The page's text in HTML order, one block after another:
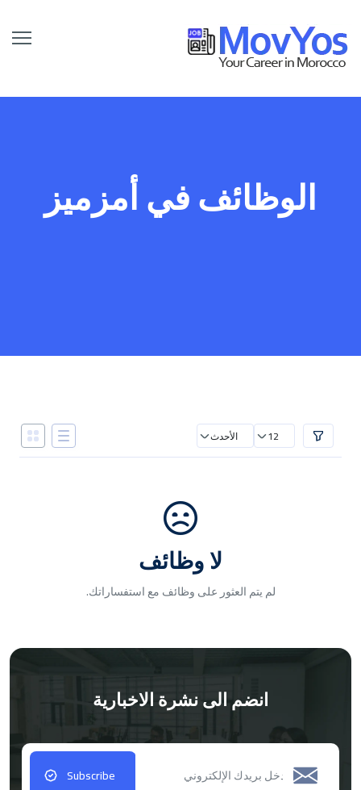
الوظائف في أمزميز
12 الأحدث
لا وظائف
لم يتم العثور على وظائف مع استفساراتك.
انضم الى نشرة الاخبارية
Subscribe